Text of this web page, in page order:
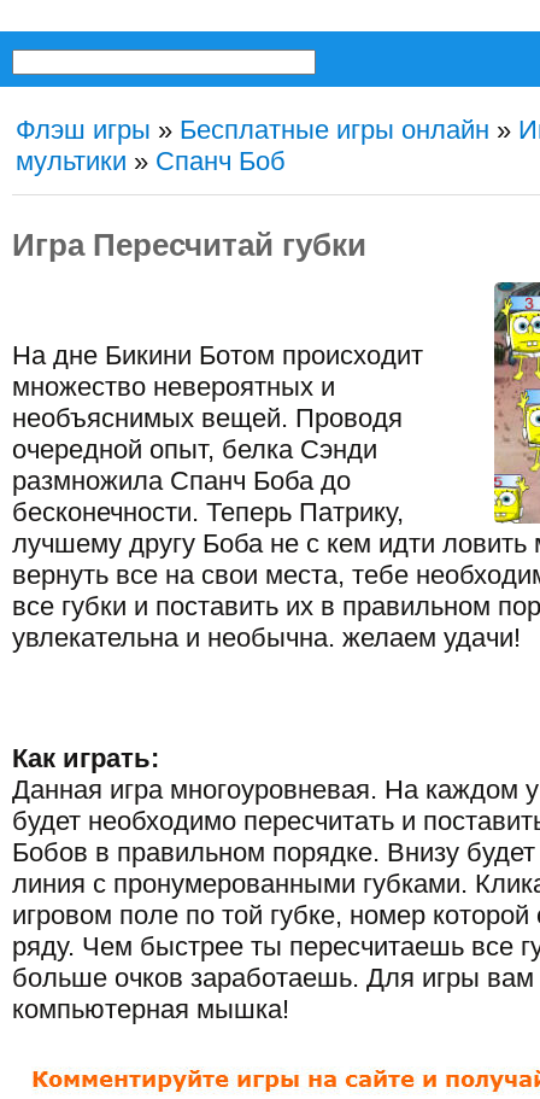
Флэш игры » Бесплатные игры онлайн »
мультики » Спанч Боб
Игра Пересчитай губки
На дне Бикини Ботом происходит
множество невероятных и
необъяснимых вещей. Проводя
очередной опыт, белка Сэнди
размножила Спанч Боба до
бесконечности. Теперь Патрику,
лучшему другу Боба не с кем идти
вернуть все на свои места, тебе
все губки и поставить их в правильном
увлекательна и необычна. желаем удачи!
Как играть:
Данная игра многоуровневая. На каждом
будет необходимо пересчитать и
Бобов в правильном порядке. Внизу
линия с пронумерованными губками.
игровом поле по той губке, номер
ряду. Чем быстрее ты пересчитаешь все
больше очков заработаешь. Для игры вам
компьютерная мышка!